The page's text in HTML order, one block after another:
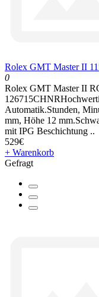
Rolex GMT Master II
0
Rolex GMT Master II
Automatik.Stunden,
mm, Höhe 12
mit IPG Beschichtung ..
529€
+ Warenkorb
Gefragt